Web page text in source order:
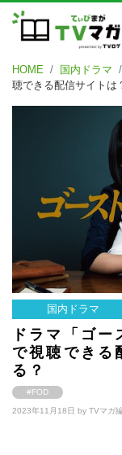
HOME 国内ドラマ
聴できる配信サイトは
国内ドラマ
ドラマ「ゴ
で視聴できる
る？
#FOD
2023年11月18日 by TVマガ